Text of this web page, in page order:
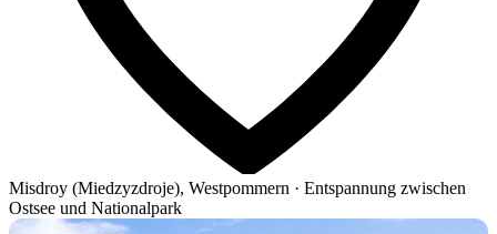
Misdroy (Miedzyzdroje), Westpommern · Entspannung zwischen
Ostsee und Nationalpark